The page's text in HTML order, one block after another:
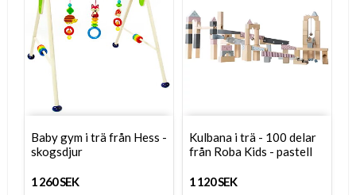
Baby gym i trä från Hess -
skogsdjur
1 260 SEK
Kulbana i trä - 100 delar
från Roba Kids - pastell
1 120 SEK